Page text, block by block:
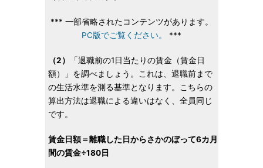
*** 一部省略されたコンテンツがあります。
PC版でご覧ください。
***
（2）
「退職前の1日当たりの賃金（賃金日
額）」を調べましょう。これは、退職前まで
の生活水準を測る基準となります。こちらの
算出方法は退職による違いはなく、全員同じ
です。
賃金日額＝離職した日からさかのぼって6カ月
間の賃金÷180日